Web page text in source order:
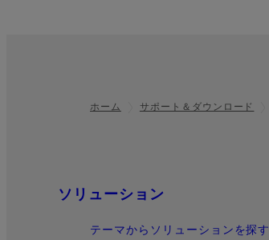
ホーム サポート＆ダウンロード
クイックリンク
ソリューション
テーマからソリューションを探す